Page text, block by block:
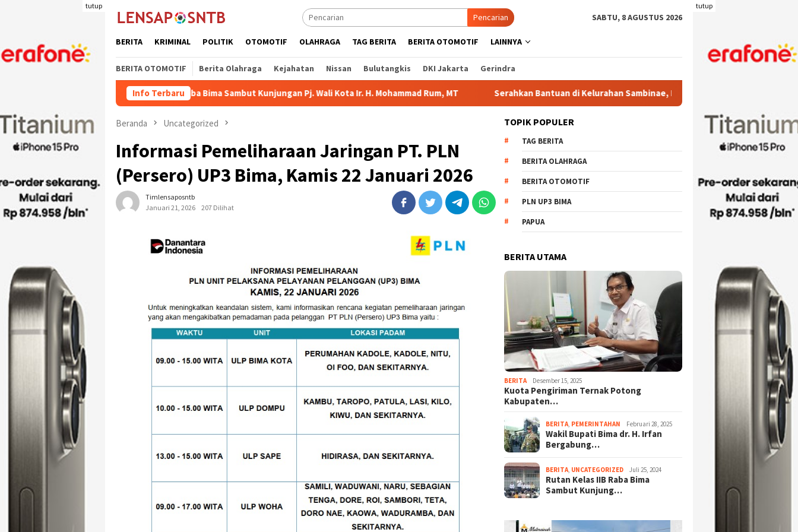
tutup tutup
Pencarian SABTU, 8 AGUSTUS 2026
BERITA KRIMINAL POLITIK OTOMOTIF OLAHRAGA TAG BERITA BERITA OTOMOTIF LAINNYA
BERITA OTOMOTIF Berita Olahraga Kejahatan Nissan Bulutangkis DKI Jakarta Gerindra
Info Terbaru
Rutan Kelas IIB Raba Bima Sambut Kunjungan Pj. Wali Kota Ir. H. Mohammad Rum, MT Serahkan Bantuan di Kelurahan Sambinae, Ratusan Masyarakat Sambut Riang Kehadiran Pj.
Beranda Uncategorized
Informasi Pemeliharaan Jaringan PT. PLN
(Persero) UP3 Bima, Kamis 22 Januari 2026
Timlensaposntb
Januari 21, 2026
207 Dilihat
TOPIK POPULER
TAG BERITA
BERITA OLAHRAGA
BERITA OTOMOTIF
PLN UP3 BIMA
PAPUA
BERITA UTAMA
BERITA Desember 15, 2025
Kuota Pengiriman Ternak Potong
Kabupaten…
BERITA PEMERINTAHAN Februari 28, 2025
Wakil Bupati Bima dr. H. Irfan
Bergabung…
BERITA UNCATEGORIZED Juli 25, 2024
Rutan Kelas IIB Raba Bima
Sambut Kunjung…